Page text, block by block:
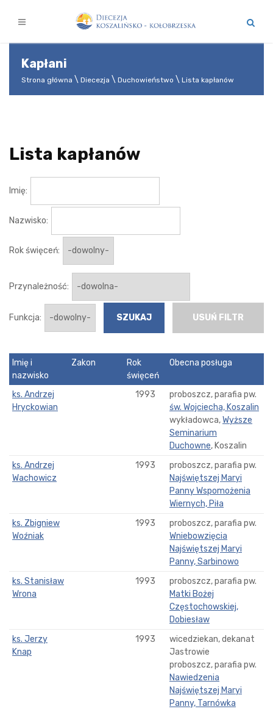
Kapłani
Strona główna Diecezja Duchowieństwo Lista kapłanów
Lista kapłanów
Imię:
Nazwisko:
Rok święceń:
Przynależność:
Funkcja: USUŃ FILTR
Imię i
nazwisko
Zakon
Rok
święceń
Obecna posługa
ks. Andrzej
Hryckowian
1993
proboszcz, parafia pw.
św. Wojciecha, Koszalin
wykładowca,Wyższe
Seminarium
Duchowne, Koszalin
ks. Andrzej
Wachowicz
1993
proboszcz, parafia pw.
Najświętszej Maryi
Panny Wspomożenia
Wiernych, Piła
ks. Zbigniew
Woźniak
1993
proboszcz, parafia pw.
Wniebowzięcia
Najświętszej Maryi
Panny, Sarbinowo
ks. Stanisław
Wrona
1993
proboszcz, parafia pw.
Matki Bożej
Częstochowskiej,
Dobiesław
ks. Jerzy
Knap
1993
wicedziekan, dekanat
Jastrowie
proboszcz, parafia pw.
Nawiedzenia
Najświętszej Maryi
Panny, Tarnówka